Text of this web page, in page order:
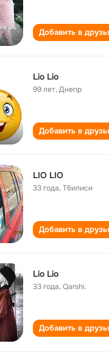
Добавить в
Lio Lio
99 лет,Днепр
Добавить в
LIO LIO
33 года,Тбилиси
Добавить в
Lio Lio
33 года,Qarshi.
Добавить в